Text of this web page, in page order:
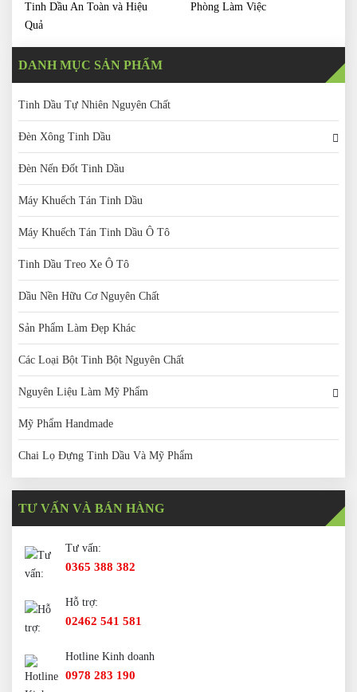
Tinh Dầu An Toàn và Hiệu
Quả
Phòng Làm Việc
DANH MỤC SẢN PHẨM
Tinh Dầu Tự Nhiên Nguyên Chất
Đèn Xông Tinh Dầu
Đèn Nến Đốt Tinh Dầu
Máy Khuếch Tán Tinh Dầu
Máy Khuếch Tán Tinh Dầu Ô Tô
Tinh Dầu Treo Xe Ô Tô
Dầu Nền Hữu Cơ Nguyên Chất
Sản Phẩm Làm Đẹp Khác
Các Loại Bột Tinh Bột Nguyên Chất
Nguyên Liệu Làm Mỹ Phẩm
Mỹ Phẩm Handmade
Chai Lọ Đựng Tinh Dầu Và Mỹ Phẩm
TƯ VẤN VÀ BÁN HÀNG
Tư vấn:
0365 388 382
Hỗ trợ:
02462 541 581
Hotline Kinh doanh
0978 283 190